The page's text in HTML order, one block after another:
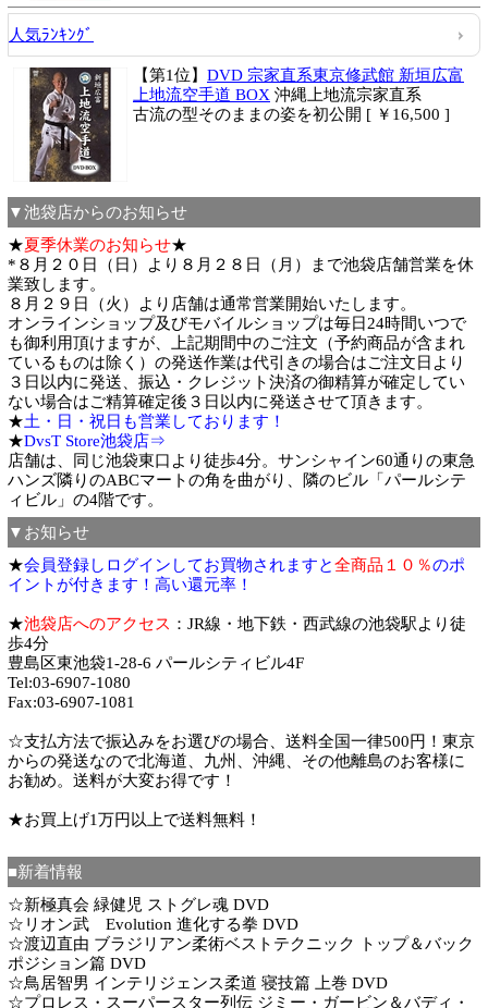
人気ﾗﾝｷﾝｸﾞ
【第1位】 DVD 宗家直系東京修武館 新垣広富
上地流空手道 BOX 沖縄上地流宗家直系
古流の型そのままの姿を初公開 [ ￥16,500 ]
▼池袋店からのお知らせ
★夏季休業のお知らせ★
*８月２０日（日）より８月２８日（月）まで池袋店舗営業を休
業致します。
８月２９日（火）より店舗は通常営業開始いたします。
オンラインショップ及びモバイルショップは毎日24時間いつで
も御利用頂けますが、上記期間中のご注文（予約商品が含まれ
ているものは除く）の発送作業は代引きの場合はご注文日より
３日以内に発送、振込・クレジット決済の御精算が確定してい
ない場合はご精算確定後３日以内に発送させて頂きます。
★土・日・祝日も営業しております！
★DvsT Store池袋店⇒
店舗は、同じ池袋東口より徒歩4分。サンシャイン60通りの東急
ハンズ隣りのABCマートの角を曲がり、隣のビル「パールシテ
ィビル」の4階です。
▼お知らせ
★会員登録しログインしてお買物されますと全商品１０％のポ
イントが付きます！高い還元率！
★池袋店へのアクセス ：JR線・地下鉄・西武線の池袋駅より徒
歩4分
豊島区東池袋1-28-6 パールシティビル4F
Tel:03-6907-1080
Fax:03-6907-1081
☆支払方法で振込みをお選びの場合、送料全国一律500円！東京
からの発送なので北海道、九州、沖縄、その他離島のお客様に
お勧め。送料が大変お得です！
★お買上げ1万円以上で送料無料！
■新着情報
☆新極真会 緑健児 ストグレ魂 DVD
☆リオン武 Evolution 進化する拳 DVD
☆渡辺直由 ブラジリアン柔術ベストテクニック トップ＆バック
ポジション篇 DVD
☆鳥居智男 インテリジェンス柔道 寝技篇 上巻 DVD
☆プロレス・スーパースター列伝 ジミー・ガービン＆バディ・